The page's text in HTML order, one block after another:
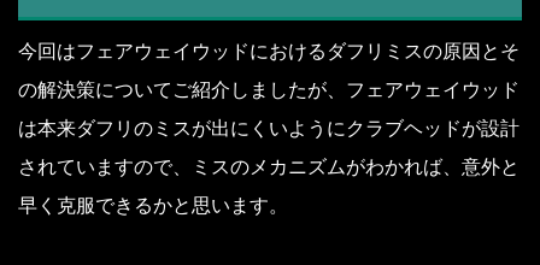
今回はフェアウェイウッドにおけるダフリミスの原因とそ
の解決策についてご紹介しましたが、フェアウェイウッド
は本来ダフリのミスが出にくいようにクラブヘッドが設計
されていますので、ミスのメカニズムがわかれば、意外と
早く克服できるかと思います。